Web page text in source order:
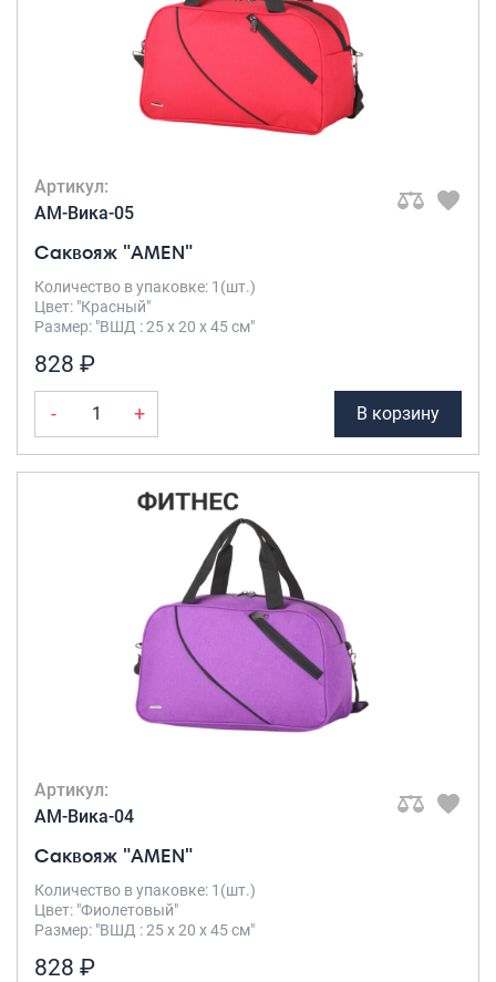
Артикул:
AM-Вика-05
Саквояж "AMEN"
Количество в упаковке: 1(шт.)
Цвет: "Красный"
Размер: "ВШД : 25 х 20 х 45 см"
828 ₽
- + В корзину
Артикул:
AM-Вика-04
Саквояж "AMEN"
Количество в упаковке: 1(шт.)
Цвет: "Фиолетовый"
Размер: "ВШД : 25 х 20 х 45 см"
828 ₽